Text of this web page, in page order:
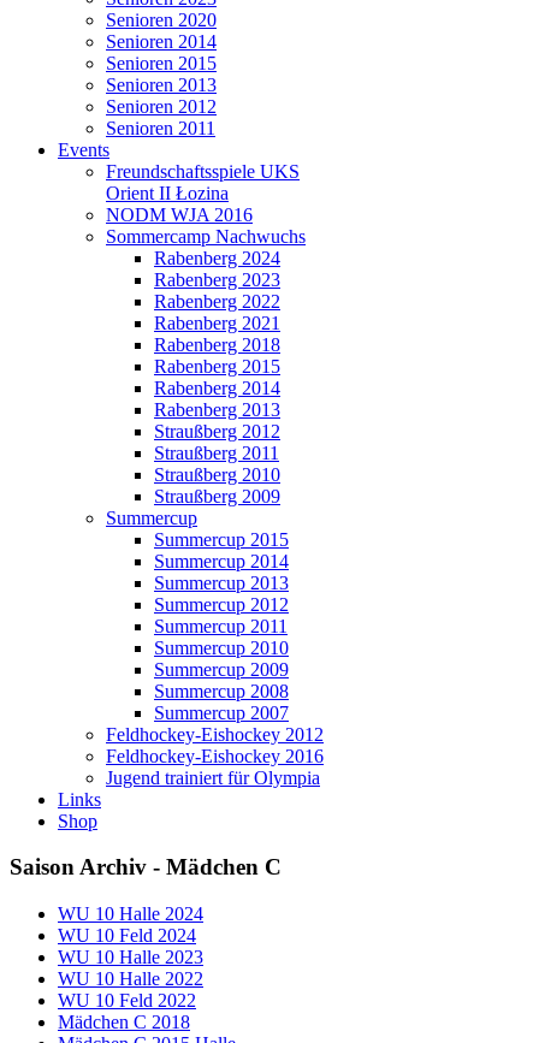
Senioren 2020
Senioren 2014
Senioren 2015
Senioren 2013
Senioren 2012
Senioren 2011
Events
Freundschaftsspiele UKS
Orient II Łozina
NODM WJA 2016
Sommercamp Nachwuchs
Rabenberg 2024
Rabenberg 2023
Rabenberg 2022
Rabenberg 2021
Rabenberg 2018
Rabenberg 2015
Rabenberg 2014
Rabenberg 2013
Straußberg 2012
Straußberg 2011
Straußberg 2010
Straußberg 2009
Summercup
Summercup 2015
Summercup 2014
Summercup 2013
Summercup 2012
Summercup 2011
Summercup 2010
Summercup 2009
Summercup 2008
Summercup 2007
Feldhockey-Eishockey 2012
Feldhockey-Eishockey 2016
Jugend trainiert für Olympia
Links
Shop
Saison Archiv - Mädchen C
WU 10 Halle 2024
WU 10 Feld 2024
WU 10 Halle 2023
WU 10 Halle 2022
WU 10 Feld 2022
Mädchen C 2018